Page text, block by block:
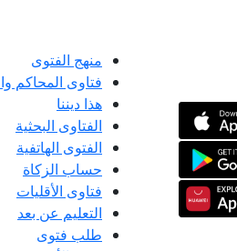
منهج الفتوى
فتاوى المحاكم
هذا ديننا
الفتاوى البحثية
الفتوى الهاتفية
حساب الزكاة
فتاوى الأقليات
التعليم عن بعد
طلب فتوى